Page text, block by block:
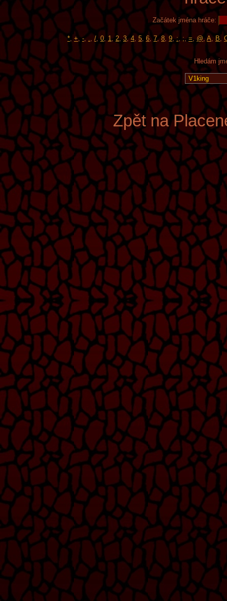
Začátek jména hráče:
*, +,-,., /,0, 1, 2,3,4, 5, 6, 7,8, 9,:, ;,=,@, A, B,
Hledám
Zpět na